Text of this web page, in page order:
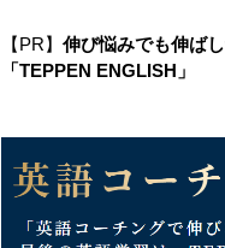
【PR】 伸び悩みでも伸ば
「TEPPEN ENGLISH」